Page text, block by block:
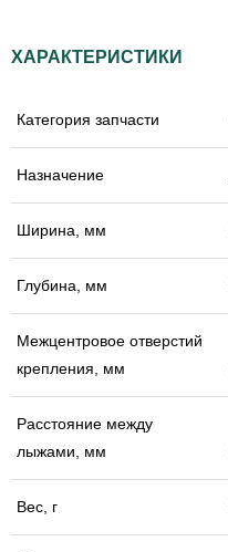
ХАРАКТЕРИСТИКИ
Категория запчасти
Назначение
Ширина, мм
Глубина, мм
Межцентровое отверстий
крепления, мм
Расстояние между
лыжами, мм
Вес, г